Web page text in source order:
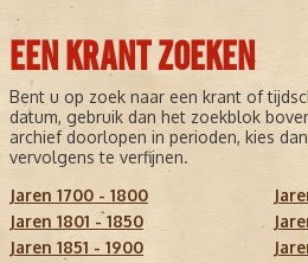
EEN KRANT ZOEKEN
Bent u op zoek naar een krant of
datum, gebruik dan het zoekblok
archief doorlopen in perioden, kies
vervolgens te verfijnen.
Jaren 1700 - 1800
Jaren 1801 - 1850
Jaren 1851 - 1900